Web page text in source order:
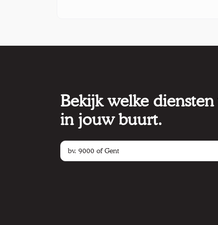
Bekijk welke
in jouw buurt.